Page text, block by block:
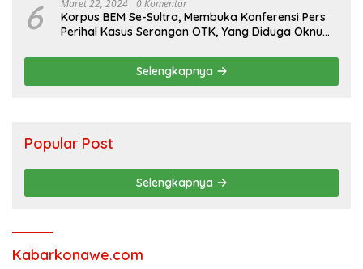
6 Maret 22, 2024 0 Komentar
Korpus BEM Se-Sultra, Membuka Konferensi Pers
Perihal Kasus Serangan OTK, Yang Diduga Oknum
Selengkapnya
Popular Post
Selengkapnya
Kabarkonawe.com